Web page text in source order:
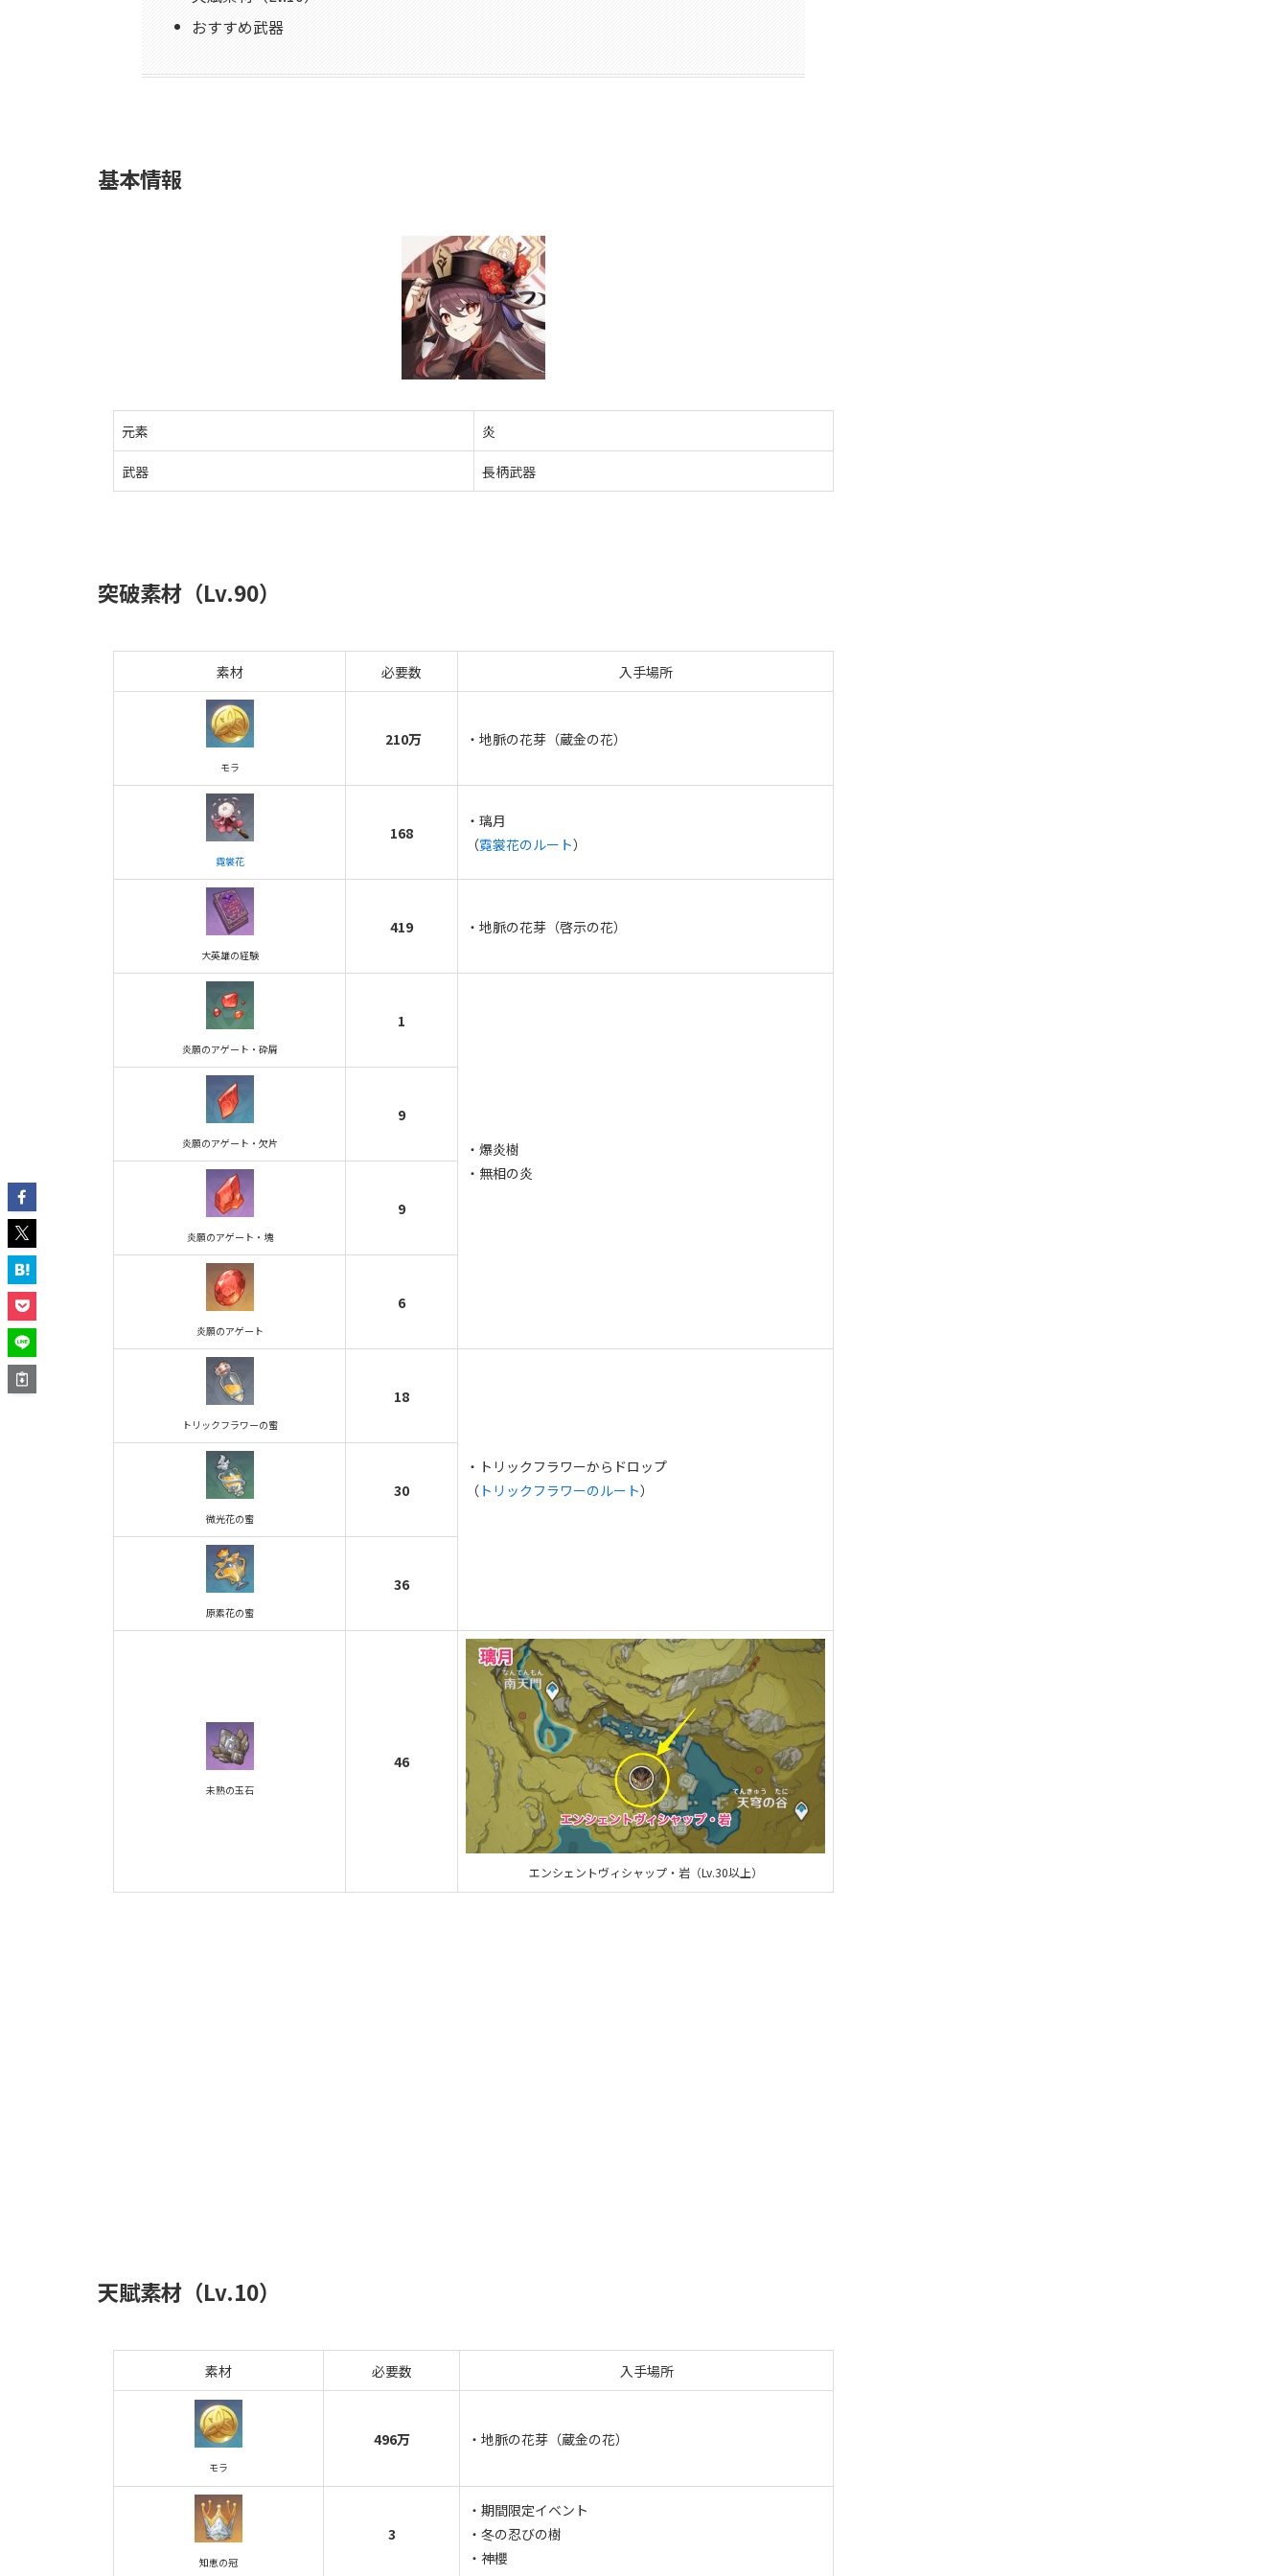
おすすめ武器
基本情報
元素 炎
武器 長柄武器
突破素材（Lv.90）
素材 必要数 入手場所
モラ
210万 ・地脈の花芽（蔵金の花）
霓裳花
168
・璃月
（霓裳花のルート）
大英雄の経験
419 ・地脈の花芽（啓示の花）
炎願のアゲート・砕屑
1
・爆炎樹
・無相の炎
炎願のアゲート・欠片
9
炎願のアゲート・塊
9
炎願のアゲート
6
トリックフラワーの蜜
18
・トリックフラワーからドロップ
（ トリックフラワーのルート）
微光花の蜜
30
原素花の蜜
36
未熟の玉石
46
エンシェントヴィシャップ・岩（Lv.30以上）
天賦素材（Lv.10）
素材 必要数 入手場所
モラ
496万 ・地脈の花芽（蔵金の花）
知恵の冠
3
・期間限定イベント
・冬の忍びの樹
・神櫻